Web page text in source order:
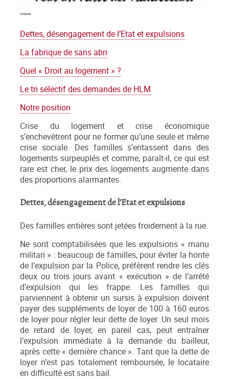
Contenu
Dettes, désengagement de l’Etat et expulsions
La fabrique de sans abri
Quel « Droit au logement » ?
Le tri sélectif des demandes de HLM
Notre position
Crise du logement et crise économique
s’enchevêtrent pour ne former qu’une seule et même
crise sociale. Des familles s’entassent dans des
logements surpeuplés et comme, paraît-il, ce qui est
rare est cher, le prix des logements augmente dans
des proportions alarmantes.
Dettes, désengagement de l’Etat et expulsions
Des familles entières sont jetées froidement à la rue.
Ne sont comptabilisées que les expulsions « manu
militari » : beaucoup de familles, pour éviter la honte
de l’expulsion par la Police, préfèrent rendre les clés
deux ou trois jours avant « exécution » de l’arrêté
d’expulsion qui les frappe. Les familles qui
parviennent à obtenir un sursis à expulsion doivent
payer des suppléments de loyer de 100 à 160 euros
de loyer pour régler leur dette de loyer. Un seul mois
de retard de loyer, en pareil cas, peut entraîner
l’expulsion immédiate à la demande du bailleur,
après cette « dernière chance ». Tant que la dette de
loyer n’est pas totalement remboursée, le locataire
en difficulté est sans bail.